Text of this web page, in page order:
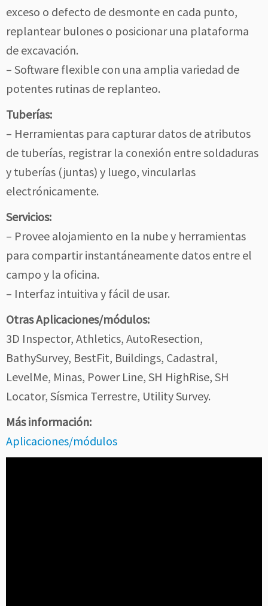
exceso o defecto de desmonte en cada punto,
replantear bulones o posicionar una plataforma
de excavación.
– Software flexible con una amplia variedad de
potentes rutinas de replanteo.
Tuberías:
– Herramientas para capturar datos de atributos
de tuberías, registrar la conexión entre soldaduras
y tuberías (juntas) y luego, vincularlas
electrónicamente.
Servicios:
– Provee alojamiento en la nube y herramientas
para compartir instantáneamente datos entre el
campo y la oficina.
– Interfaz intuitiva y fácil de usar.
Otras Aplicaciones/módulos:
3D Inspector, Athletics, AutoResection,
BathySurvey, BestFit, Buildings, Cadastral,
LevelMe, Minas, Power Line, SH HighRise, SH
Locator, Sísmica Terrestre, Utility Survey.
Más información:
Aplicaciones/módulos